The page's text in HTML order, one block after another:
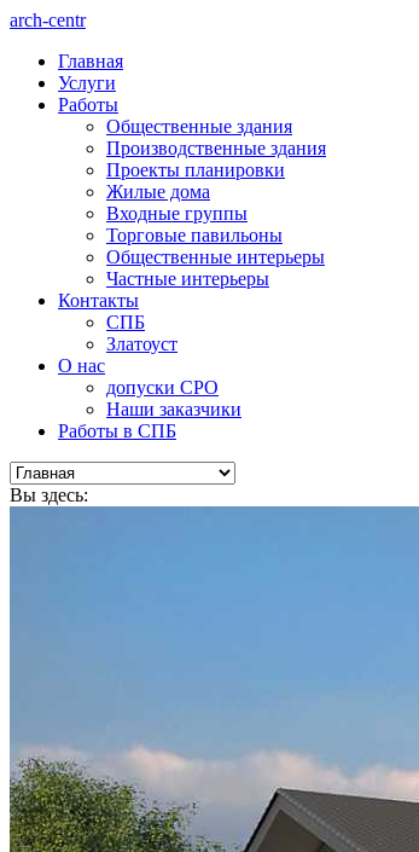
arch-centr
Главная
Услуги
Работы
Общественные здания
Производственные здания
Проекты планировки
Жилые дома
Входные группы
Торговые павильоны
Общественные интерьеры
Частные интерьеры
Контакты
СПБ
Златоуст
О нас
допуски СРО
Наши заказчики
Работы в СПБ
Вы здесь: